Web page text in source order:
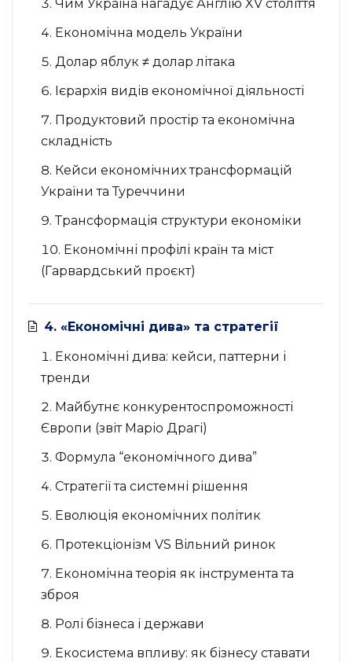
Чим Україна нагадує Англію XV століття
Економічна модель України
Долар яблук ≠ долар літака
Ієрархія видів економічної діяльності
Продуктовий простір та економічна
складність
Кейси економічних трансформацій
України та Туреччини
Трансформація структури економіки
Економічні профілі країн та міст
(Гарвардський проєкт)
4. «Економічні дива» та стратегії
Економічні дива: кейси, паттерни і
тренди
Майбутнє конкурентоспроможності
Європи (звіт Маріо Драгі)
Формула “економічного дива”
Стратегії та системні рішення
Еволюція економічних політик
Протекціонізм VS Вільний ринок
Економічна теорія як інструмента та
зброя
Ролі бізнеса і держави
Екосистема впливу: як бізнесу ставати